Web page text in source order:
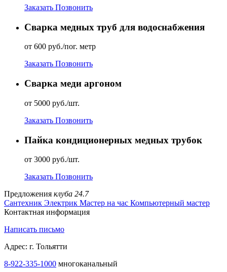
Заказать Позвонить
Сварка медных труб для водоснабжения
от 600 руб./пог. метр
Заказать Позвонить
Сварка меди аргоном
от 5000 руб./шт.
Заказать Позвонить
Пайка кондиционерных медных трубок
от 3000 руб./шт.
Заказать Позвонить
Предложения клуба 24.7
Сантехник Электрик Мастер на час Компьютерный мастер
Контактная информация
Написать письмо
Адрес: г. Тольятти
8-922-335-1000 многоканальный